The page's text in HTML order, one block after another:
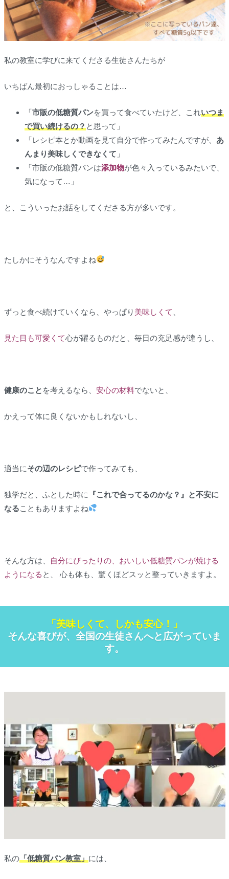
私の教室に学びに来てくださる生徒さんたちが
いちばん最初におっしゃることは…
「市販の低糖質パンを買って食べていたけど、これいつま
で買い続けるの？と思って」
「レシピ本とか動画を見て自分で作ってみたんですが、 あ
んまり美味しくできなくて 」
「市販の低糖質パンは添加物が色々入っているみたいで、
気になって…」
と、こういったお話をしてくださる方が多いです。
たしかにそうなんですよね
ずっと食べ続けていくなら、やっぱり 美味しくて
見た目も可愛くて心が躍るものだと、毎日の充足感が違うし、
健康のこと を考えるなら、 安心の材料でないと、
かえって体に良くないかもしれないし、
適当にその辺のレシピで作ってみても、
独学だと、ふとした時に 『これで合ってるのかな？』と不安に
なることもありますよね
そんな方は、
自分にぴったりの、おいしい低糖質パンが焼ける
ようになる と、 心も体も、驚くほどスッと整っていきますよ。
「美味しくて、しかも安心！」
そんな喜びが、全国の生徒さんへと広がっていま
す。
私の「低糖質パン教室」には、